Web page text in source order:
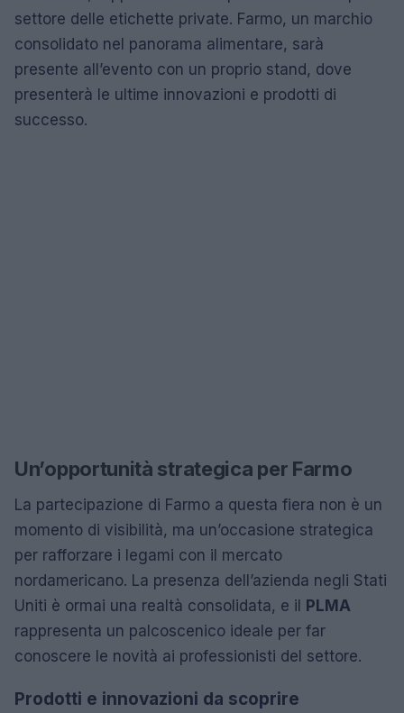
settore delle etichette private. Farmo, un marchio
consolidato nel panorama alimentare, sarà
presente all’evento con un proprio stand, dove
presenterà le ultime innovazioni e prodotti di
successo.
Un’opportunità strategica per Farmo
La partecipazione di Farmo a questa fiera non è un
momento di visibilità, ma un’occasione strategica
per rafforzare i legami con il mercato
nordamericano. La presenza dell’azienda negli Stati
Uniti è ormai una realtà consolidata, e il PLMA
rappresenta un palcoscenico ideale per far
conoscere le novità ai professionisti del settore.
Prodotti e innovazioni da scoprire